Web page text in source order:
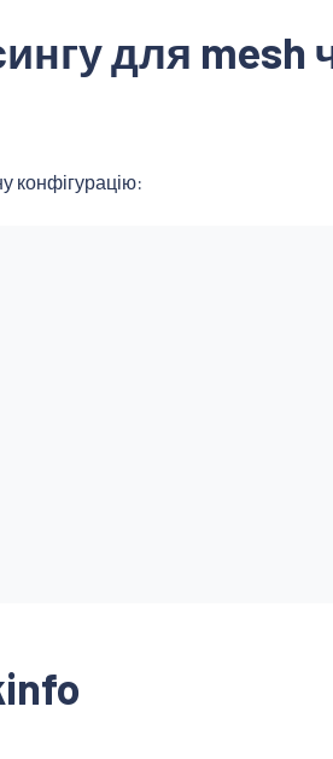
для mesh
конфігурацію: